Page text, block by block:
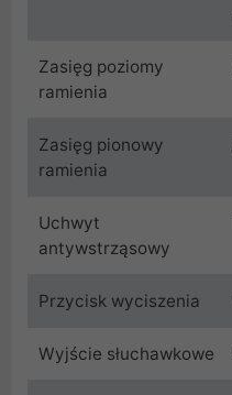
Zasięg poziomy
ramienia
Zasięg pionowy
ramienia
Uchwyt
antywstrząsowy
Przycisk wyciszenia
Wyjście słuchawkowe